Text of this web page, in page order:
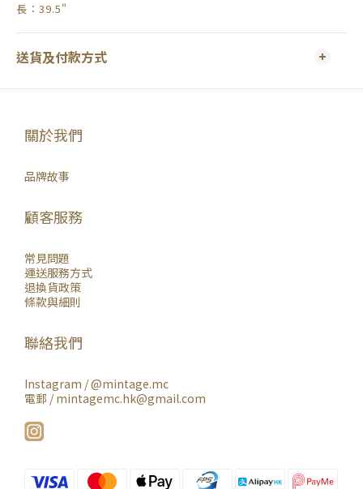
長：39.5"
送貨及付款方式
關於我們
品牌故事
顧客服務
常見問題
運送服務方式
退換貨政策
條款與細則
聯絡我們
Instagram /@mintage.mc
電郵 / mintagemc.hk@gmail.com